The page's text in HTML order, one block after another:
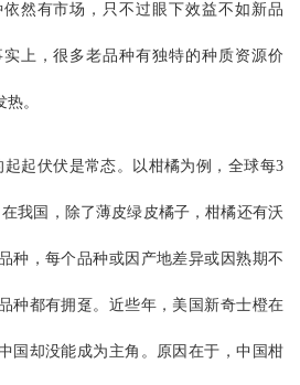
然有市场，只不过眼下效益不如新品
上，很多老品种有独特的种质资源价
。
起伏伏是常态。以柑橘为例，全球每3
我国，除了薄皮绿皮橘子，柑橘还有沃
种，每个品种或因产地差异或因熟期不
种都有拥趸。近些年，美国新奇士橙在
国却没能成为主角。原因在于，中国柑